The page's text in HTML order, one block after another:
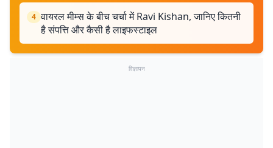
4 वायरल मीम्स के बीच चर्चा में Ravi Kishan, जानिए कितनी
है संपत्ति और कैसी है लाइफस्टाइल
विज्ञापन